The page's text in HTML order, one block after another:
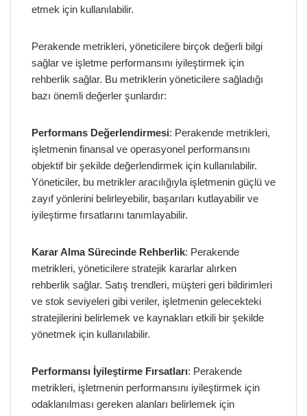
etmek için kullanılabilir.
Perakende metrikleri, yöneticilere birçok değerli bilgi
sağlar ve işletme performansını iyileştirmek için
rehberlik sağlar. Bu metriklerin yöneticilere sağladığı
bazı önemli değerler şunlardır:
Performans Değerlendirmesi: Perakende metrikleri,
işletmenin finansal ve operasyonel performansını
objektif bir şekilde değerlendirmek için kullanılabilir.
Yöneticiler, bu metrikler aracılığıyla işletmenin güçlü ve
zayıf yönlerini belirleyebilir, başarıları kutlayabilir ve
iyileştirme fırsatlarını tanımlayabilir.
Karar Alma Sürecinde Rehberlik: Perakende
metrikleri, yöneticilere stratejik kararlar alırken
rehberlik sağlar. Satış trendleri, müşteri geri bildirimleri
ve stok seviyeleri gibi veriler, işletmenin gelecekteki
stratejilerini belirlemek ve kaynakları etkili bir şekilde
yönetmek için kullanılabilir.
Performansı İyileştirme Fırsatları: Perakende
metrikleri, işletmenin performansını iyileştirmek için
odaklanılması gereken alanları belirlemek için